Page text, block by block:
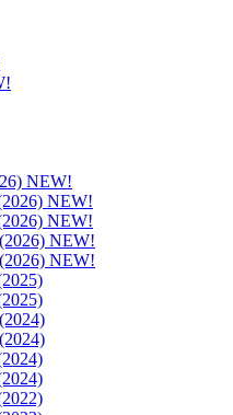
NEW!
NEW!
NEW!
NEW!
NEW!